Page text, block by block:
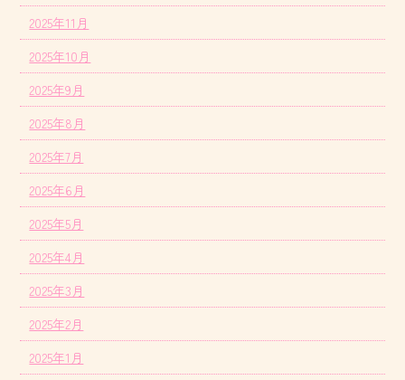
2025年11月
2025年10月
2025年9月
2025年8月
2025年7月
2025年6月
2025年5月
2025年4月
2025年3月
2025年2月
2025年1月